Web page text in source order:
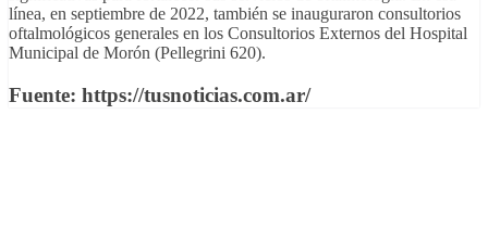
línea, en septiembre de 2022, también se inauguraron consultorios
oftalmológicos generales en los Consultorios Externos del Hospital
Municipal de Morón (Pellegrini 620).
Fuente: https://tusnoticias.com.ar/